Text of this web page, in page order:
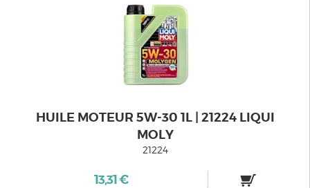
HUILE MOTEUR 5W-30 1L | 21224 LIQUI
MOLY
21224
13,31 €